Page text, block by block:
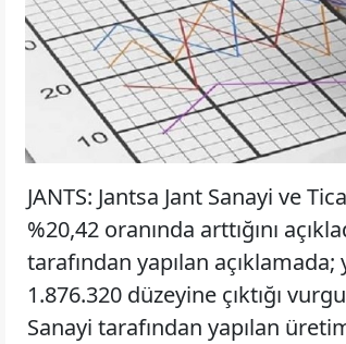
JANTS: Jantsa Jant Sanayi ve
%20,42 oranında arttığını
tarafından yapılan
1.876.320 düzeyine çıktığı
Sanayi tarafından yapılan